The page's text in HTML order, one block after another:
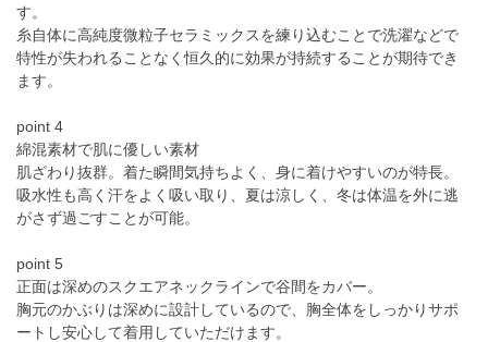
す。
糸自体に高純度微粒子セラミックスを練り込むことで洗濯などで
特性が失われることなく恒久的に効果が持続することが期待でき
ます。
point 4
綿混素材で肌に優しい素材
肌ざわり抜群。着た瞬間気持ちよく、身に着けやすいのが特長。
吸水性も高く汗をよく吸い取り、夏は涼しく、冬は体温を外に逃
がさず過ごすことが可能。
point 5
正面は深めのスクエアネックラインで谷間をカバー。
胸元のかぶりは深めに設計しているので、胸全体をしっかりサポ
ートし安心して着用していただけます。